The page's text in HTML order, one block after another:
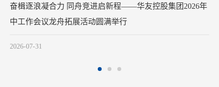
举行
华友钴业2026年中工作会议在